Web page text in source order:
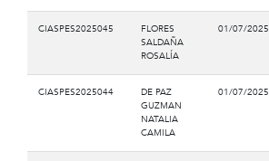
CIASPES2025045
FLORES
SALDAÑA
ROSALÍA
01/07/2025
CIASPES2025044
DE PAZ
GUZMAN
NATALIA
CAMILA
01/07/2025